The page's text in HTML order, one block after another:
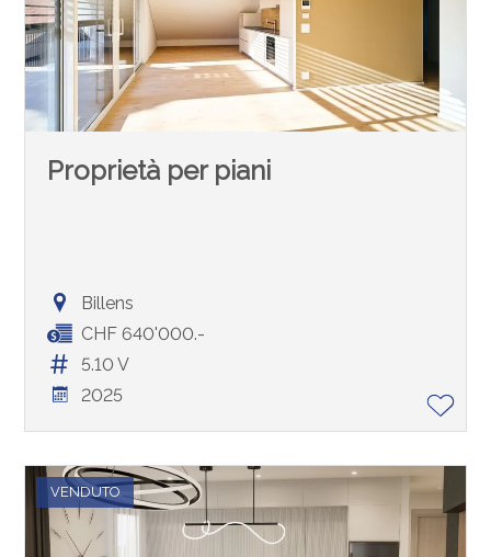
Proprietà per piani
Billens
CHF 640'000.-
5.10 V
2025
VENDUTO